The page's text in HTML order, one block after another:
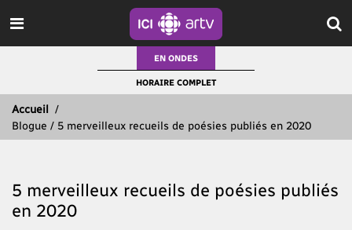
EN ONDES
HORAIRE COMPLET
Accueil /
Blogue / 5 merveilleux recueils de poésies publiés en 2020
5 merveilleux recueils de poésies publiés
en 2020